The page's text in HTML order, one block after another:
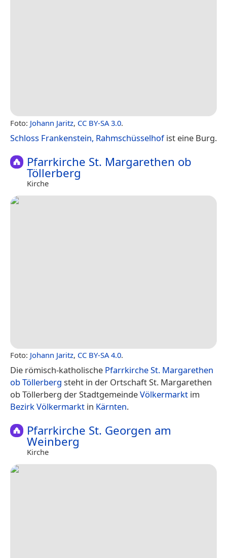
Foto: Johann Jaritz, CC BY-SA 3.0.
Schloss Frankenstein, Rahmschüsselhofist eine Burg.
Pfarrkirche St. Margarethen ob
Töllerberg
Kirche
Foto: Johann Jaritz, CC BY-SA 4.0.
Die römisch-katholische Pfarrkirche St. Margarethen
ob Töllerberg steht in der Ortschaft St. Margarethen
ob Töllerberg der StadtgemeindeVölkermarkt im
Bezirk Völkermarkt in Kärnten.
Pfarrkirche St. Georgen am
Weinberg
Kirche